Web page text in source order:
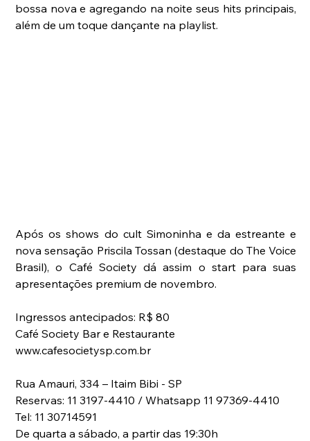
bossa nova e agregando na noite seus hits principais,
além de um toque dançante na playlist.
Após os shows do cult Simoninha e da estreante e
nova sensação Priscila Tossan (destaque do The Voice
Brasil), o Café Society dá assim o start para suas
apresentações premium de novembro.
Ingressos antecipados: R$ 80
Café Society Bar e Restaurante
www.cafesocietysp.com.br
Rua Amauri, 334 – Itaim Bibi - SP
Reservas: 11 3197-4410 / Whatsapp 11 97369-4410
Tel: 11 30714591
De quarta a sábado, a partir das 19:30h